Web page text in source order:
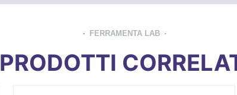
FERRAMENTA LAB
PRODOTTI